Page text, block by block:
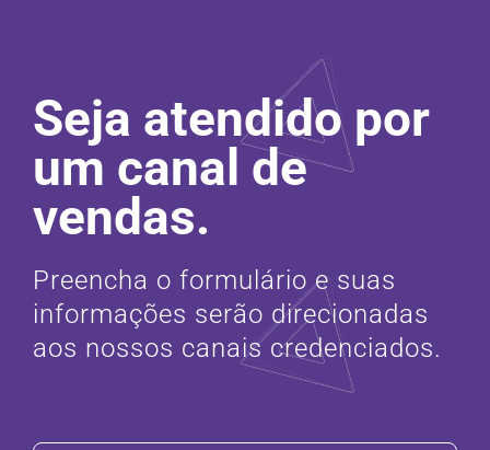
Seja atendido por
um canal de
vendas.
Preencha o formulário e suas
informações serão direcionadas
aos nossos canais credenciados.